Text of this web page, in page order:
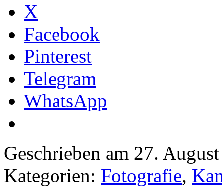
X
Facebook
Pinterest
Telegram
WhatsApp
Geschrieben am 27.
Kategorien: Fotografie,